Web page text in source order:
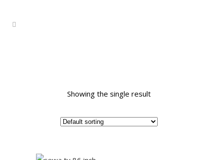
Showing the single result